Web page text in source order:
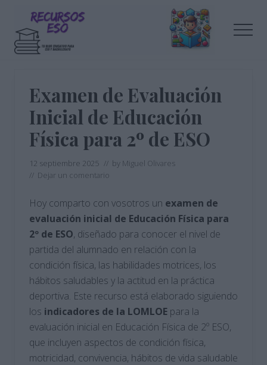
contenido
principal
barra
educación
Examen de Evaluación
Inicial de Educación
Física para 2º de ESO
12 septiembre 2025 // by Miguel Olivares
// Dejar un comentario
Hoy comparto con vosotros un examen de
evaluación inicial de Educación Física para
2º de ESO, diseñado para conocer el nivel de
partida del alumnado en relación con la
condición física, las habilidades motrices, los
hábitos saludables y la actitud en la práctica
deportiva. Este recurso está elaborado siguiendo
los indicadores de la LOMLOE para la
evaluación inicial en Educación Física de 2º ESO,
que incluyen aspectos de condición física,
motricidad, convivencia, hábitos de vida saludable